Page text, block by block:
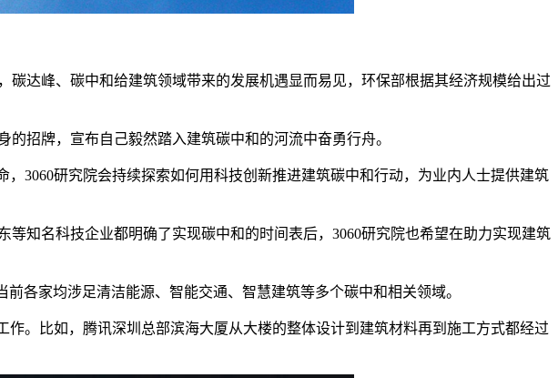
达峰、碳中和给建筑领域带来的发展机遇显而易见，环保部根据其经济规模给出过
招牌，宣布自己毅然踏入建筑碳中和的河流中奋勇行舟。
3060研究院会持续探索如何用科技创新推进建筑碳中和行动，为业内人士提供建筑
知名科技企业都明确了实现碳中和的时间表后，3060研究院也希望在助力实现建筑
各家均涉足清洁能源、智能交通、智慧建筑等多个碳中和相关领域。
。比如，腾讯深圳总部滨海大厦从大楼的整体设计到建筑材料再到施工方式都经过